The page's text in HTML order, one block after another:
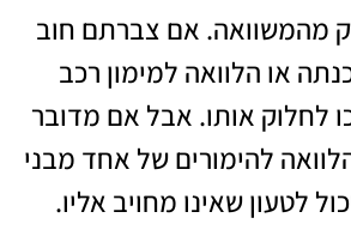
מהמשוואה. אם צברתם חוב
או הלוואה למימון רכב
לחלוק אותו. אבל אם מדובר
להימורים של אחד מבני
לטעון שאינו מחויב אליו.